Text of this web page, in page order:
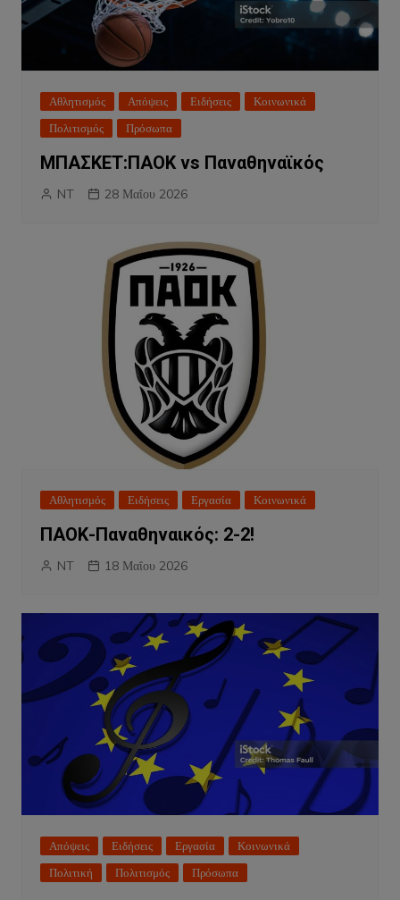
Αθλητισμός Απόψεις Ειδήσεις
Κοινωνικά
Πολιτισμός
Πρόσωπα
ΜΠΑΣΚΕΤ:ΠΑΟΚ vs Παναθηναϊκός
NT 28 Μαΐου 2026
Αθλητισμός Ειδήσεις Εργασία Κοινωνικά
ΠΑΟΚ-Παναθηναικός: 2-2!
NT 18 Μαΐου 2026
Απόψεις Ειδήσεις Εργασία
Κοινωνικά
Πολιτική
Πολιτισμός Πρόσωπα